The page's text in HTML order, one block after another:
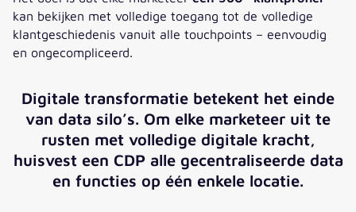
kan bekijken met volledige toegang tot de volledige
klantgeschiedenis vanuit alle touchpoints – eenvoudig
en ongecompliceerd.
Digitale transformatie betekent het einde
van data silo’s. Om elke marketeer uit te
rusten met volledige digitale kracht,
huisvest een CDP alle gecentraliseerde data
en functies op één enkele locatie.